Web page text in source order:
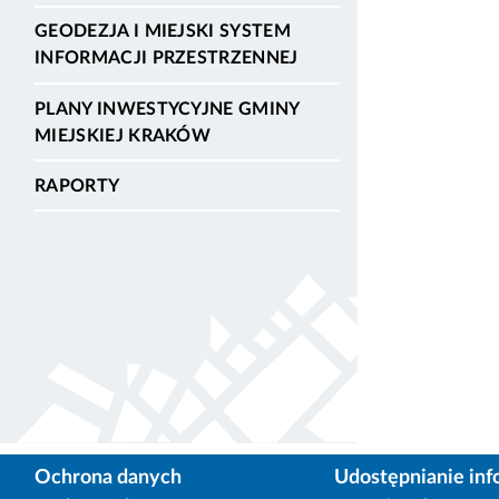
GEODEZJA I MIEJSKI SYSTEM
INFORMACJI PRZESTRZENNEJ
PLANY INWESTYCYJNE GMINY
MIEJSKIEJ KRAKÓW
RAPORTY
Ochrona danych
Udostępnianie